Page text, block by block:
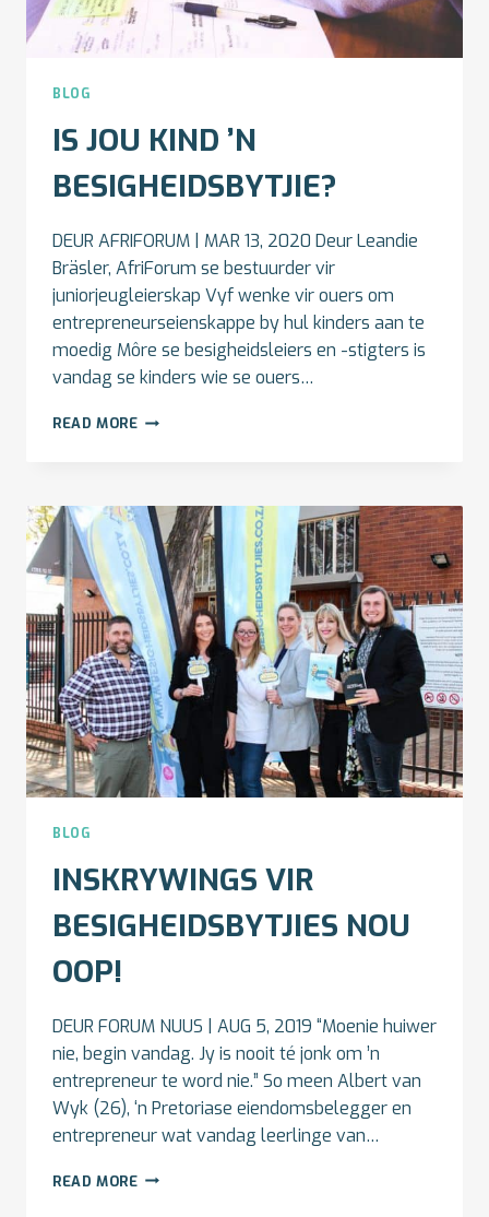
BLOG
IS JOU KIND ’N
BESIGHEIDSBYTJIE?
DEUR AFRIFORUM | MAR 13, 2020 Deur Leandie
Bräsler, AfriForum se bestuurder vir
juniorjeugleierskap Vyf wenke vir ouers om
entrepreneurseienskappe by hul kinders aan te
moedig Môre se besigheidsleiers en -stigters is
vandag se kinders wie se ouers…
READ MOREIS
BESIGHEIDSBYTJIE?
BLOG
INSKRYWINGS VIR
BESIGHEIDSBYTJIES NOU
OOP!
DEUR FORUM NUUS | AUG 5, 2019 “Moenie huiwer
nie, begin vandag. Jy is nooit té jonk om ’n
entrepreneur te word nie.” So meen Albert van
Wyk (26), ‘n Pretoriase eiendomsbelegger en
entrepreneur wat vandag leerlinge van…
READ MOREINSKRYWINGS